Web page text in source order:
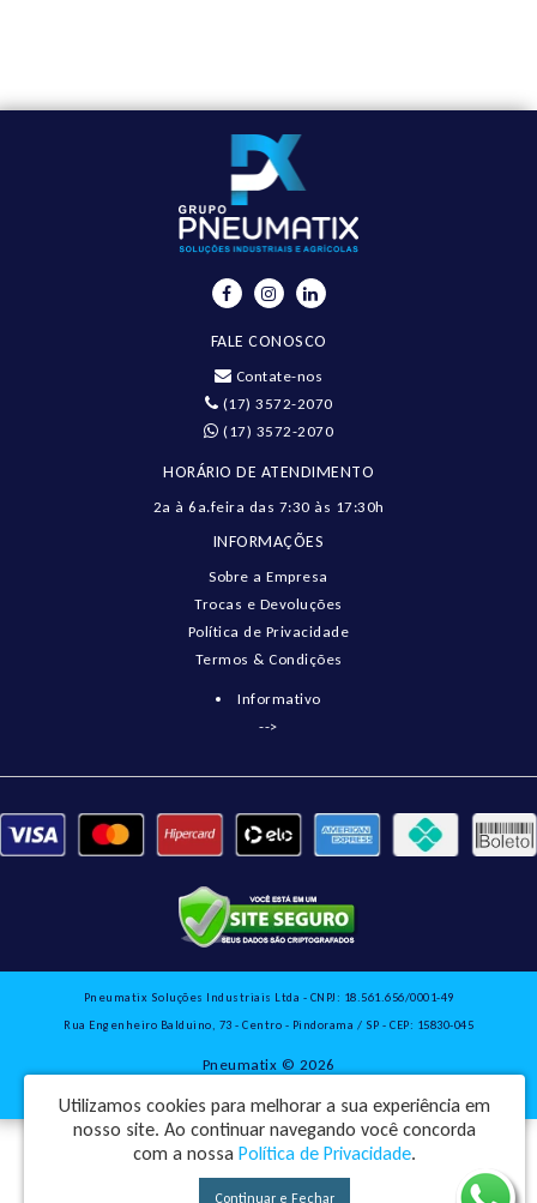
FALE CONOSCO
Contate-nos
(17) 3572-2070
(17) 3572-2070
HORÁRIO DE ATENDIMENTO
2a à 6a.feira das 7:30 às 17:30h
INFORMAÇÕES
Sobre a Empresa
Trocas e Devoluções
Política de Privacidade
Termos & Condições
Informativo
-->
Pneumatix Soluções Industriais Ltda - CNPJ: 18.561.656/0001-49
Rua Engenheiro Balduino, 73 - Centro - Pindorama / SP - CEP: 15830-045
Pneumatix © 2026
Utilizamos cookies para melhorar a sua experiência em
nosso site. Ao continuar navegando você concorda
com a nossa Política de Privacidade.
Continuar e Fechar